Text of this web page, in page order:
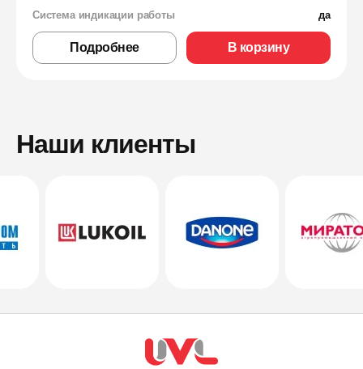
Система индикации работы
да
Подробнее В корзину
Наши клиенты